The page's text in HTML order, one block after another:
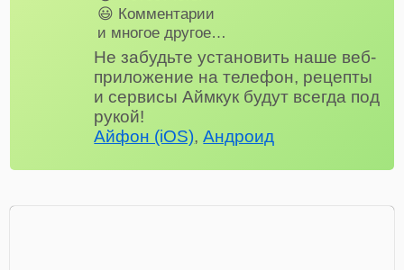
😃 Комментарии
и многое другое…
Не забудьте установить наше веб-
приложение на телефон, рецепты
и сервисы Аймкук будут всегда под
рукой!
Айфон (iOS),Андроид